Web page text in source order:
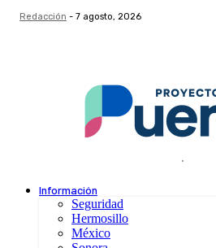
Redacción - 7 agosto, 2026
.
Información
Seguridad
Hermosillo
México